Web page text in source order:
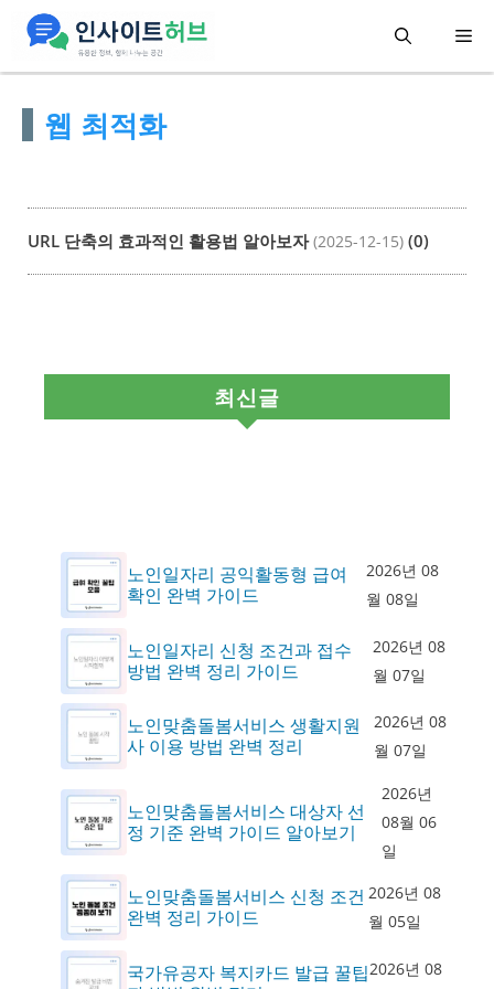
메
웹 최적화
URL 단축의 효과적인 활용법 알아보자 (2025-12-15) (0)
최신글
노인일자리 공익활동형 급여
확인 완벽 가이드
2026년 08
월 08일
노인일자리 신청 조건과 접수
방법 완벽 정리 가이드
2026년 08
월 07일
노인맞춤돌봄서비스 생활지원
사 이용 방법 완벽 정리
2026년 08
월 07일
노인맞춤돌봄서비스 대상자 선
정 기준 완벽 가이드 알아보기
2026년
08월 06
일
노인맞춤돌봄서비스 신청 조건
완벽 정리 가이드
2026년 08
월 05일
국가유공자 복지카드 발급 꿀팁2026년 08